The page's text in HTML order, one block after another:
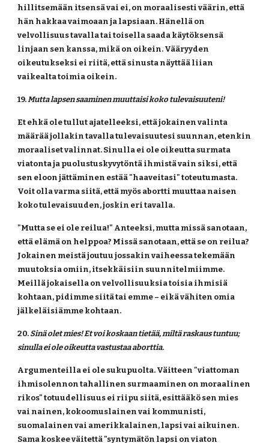
hillitsemään itsensä vai ei, on moraalisesti väärin, että
hän hakkaa vaimoaan ja lapsiaan. Hänellä on
velvollisuus tavalla tai toisella saada käytöksensä
linjaan sen kanssa, mikä on oikein. Vääryyden
oikeutukseksi ei riitä, että sinusta näyttää liian
vaikealta toimia oikein.
19. Mutta lapsen saaminen muuttaisi koko tulevaisuuteni!
Et ehkä ole tullut ajatelleeksi, että jokainen valinta
määrää jollakin tavalla tulevaisuutesi suunnan, etenkin
moraaliset valinnat. Sinulla ei ole oikeutta surmata
viatonta ja puolustuskyvytöntä ihmistä vain siksi, että
sen eloon jättäminen estää "haaveitasi" toteutumasta.
Voit olla varma siitä, että myös abortti muuttaa naisen
koko tulevaisuuden, joskin eri tavalla.
"Mutta se ei ole reilua!" Anteeksi, mutta missä sanotaan,
että elämä on helppoa? Missä sanotaan, että se on reilua?
Jokainen meistä joutuu jossakin vaiheessa tekemään
muutoksia omiin, itsekkäisiin suunnitelmiimme.
Meillä jokaisella on velvollisuuksia toisia ihmisiä
kohtaan, pidimme siitä tai emme – eikä vähiten omia
jälkeläisiämme kohtaan.
20. Sinä olet mies! Et voi koskaan tietää, miltä raskaus tuntuu;
sinulla ei ole oikeutta vastustaa aborttia.
Argumenteilla ei ole sukupuolta. Väitteen "viattoman
ihmisolennon tahallinen surmaaminen on moraalinen
rikos" totuudellisuus ei riipu siitä, esittääkö sen mies
vai nainen, kokoomuslainen vai kommunisti,
suomalainen vai amerikkalainen, lapsi vai aikuinen.
Sama koskee väitettä "syntymätön lapsi on viaton